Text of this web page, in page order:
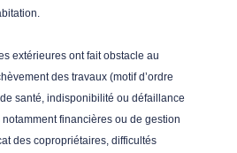
extérieures ont fait obstacle au
des travaux (motif d’ordre
santé, indisponibilité ou défaillance
financières ou de gestion
des copropriétaires, difficultés